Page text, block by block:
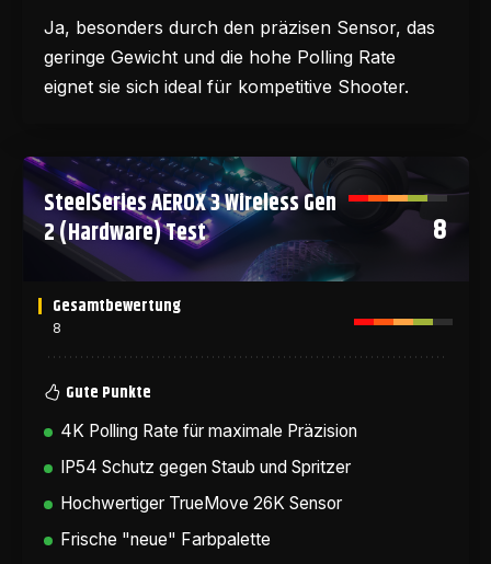
Ja, besonders durch den präzisen Sensor, das
geringe Gewicht und die hohe Polling Rate
eignet sie sich ideal für kompetitive Shooter.
SteelSeries AEROX 3 Wireless Gen
2 (Hardware) Test
8
Gesamtbewertung
8
Gute Punkte
4K Polling Rate für maximale Präzision
IP54 Schutz gegen Staub und Spritzer
Hochwertiger TrueMove 26K Sensor
Frische "neue" Farbpalette